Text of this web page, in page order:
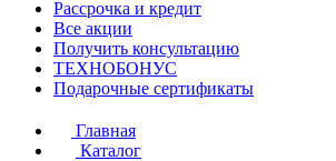
Рассрочка и кредит
Все акции
Получить консультацию
ТЕХНОБОНУС
Подарочные сертификаты
Главная
Каталог